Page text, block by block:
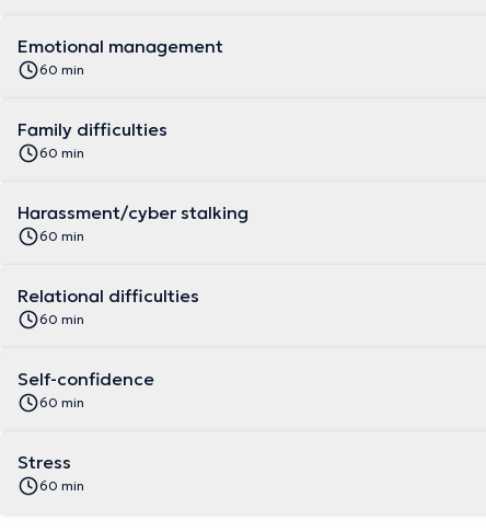
Emotional management
60 min
Family difficulties
60 min
Harassment/cyber stalking
60 min
Relational difficulties
60 min
Self-confidence
60 min
Stress
60 min